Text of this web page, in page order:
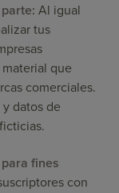
parte:Al igual
tus
que
comerciales.
datos de
fines
con